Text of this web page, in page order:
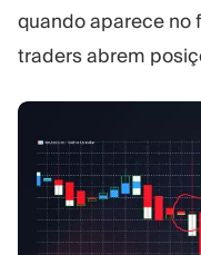
quando aparece no
traders abrem